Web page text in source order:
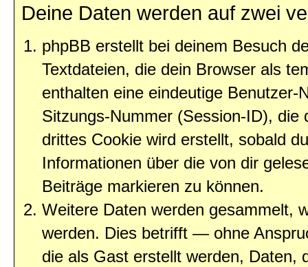
Deine Daten werden auf zwei
phpBB erstellt bei deinem Besuch
Textdateien, die dein Browser als
enthalten eine eindeutige
Sitzungs-Nummer (Session-ID),
drittes Cookie wird erstellt, sobald
Informationen über die von dir
Beiträge markieren zu können.
Weitere Daten werden gesammelt,
werden. Dies betrifft — ohne
die als Gast erstellt werden, Daten,